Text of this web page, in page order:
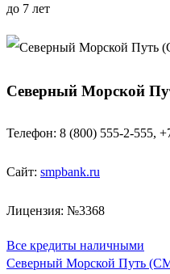
до 7 лет
Северный Морской
Телефон: 8 (800) 555-2-555,
Сайт: smpbank.ru
Лицензия: №3368
Все кредиты наличными
Северный Морской Путь